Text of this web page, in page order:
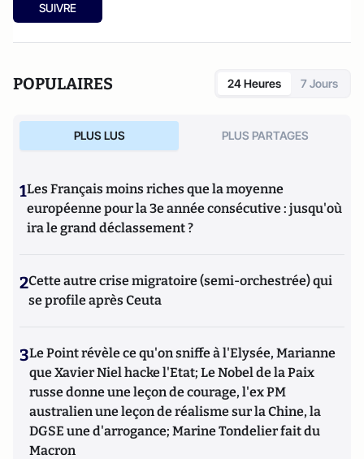
SUIVRE
POPULAIRES 24 Heures 7 Jours
PLUS LUS PLUS PARTAGES
1Les Français moins riches que la moyenne
européenne pour la 3e année consécutive : jusqu'où
ira le grand déclassement ?
2Cette autre crise migratoire (semi-orchestrée) qui
se profile après Ceuta
3Le Point révèle ce qu'on sniffe à l'Elysée, Marianne
que Xavier Niel hacke l'Etat; Le Nobel de la Paix
russe donne une leçon de courage, l'ex PM
australien une leçon de réalisme sur la Chine, la
DGSE une d'arrogance; Marine Tondelier fait du
Macron